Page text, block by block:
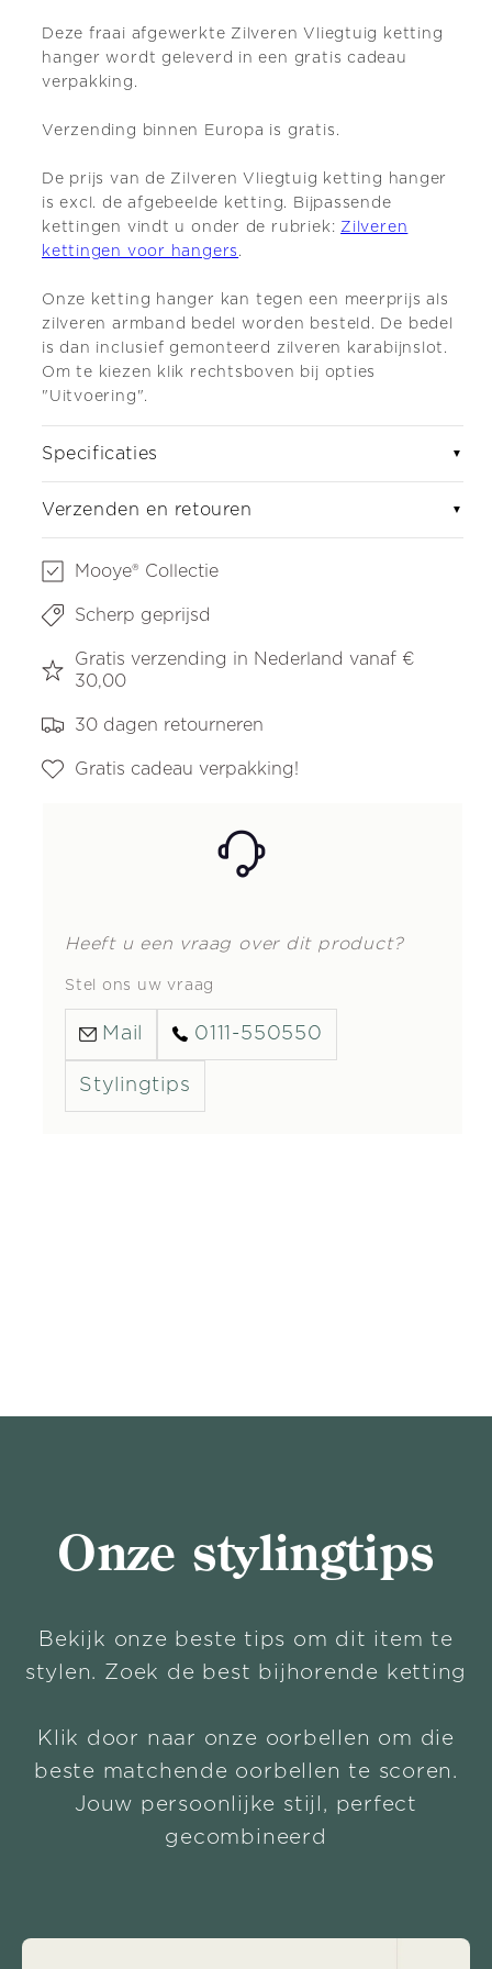
Deze fraai afgewerkte Zilveren Vliegtuig ketting
hanger wordt geleverd in een gratis cadeau
verpakking.
Verzending binnen Europa is gratis.
De prijs van de Zilveren Vliegtuig ketting hanger
is excl. de afgebeelde ketting.
Bijpassende
kettingen vindt u onder de rubriek: Zilveren
kettingen voor hangers .
Onze ketting hanger kan tegen een meerprijs als
zilveren armband bedel worden besteld. De bedel
is dan inclusief gemonteerd zilveren karabijnslot.
Om te kiezen klik rechtsboven bij opties
"Uitvoering".
Specificaties ▼
Verzenden en retouren ▼
Mooye® Collectie
Scherp geprijsd
Gratis verzending in Nederland vanaf €
30,00
30 dagen retourneren
Gratis cadeau verpakking!
Heeft u een vraag over dit product?
Stel ons uw vraag
Mail 0111-550550
Stylingtips
Onze stylingtips
Bekijk onze beste tips om dit item te
stylen. Zoek de best bijhorende ketting
Klik door naar onze oorbellen om die
beste matchende oorbellen te scoren.
Jouw persoonlijke stijl, perfect
gecombineerd